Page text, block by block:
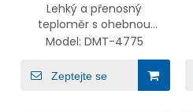
Lehký a přenosný
teploměr s ohebnou
špičkou schválený CE MDR
pro rodinné použití DMT-
4775
Model: DMT-4775
Zeptejte se